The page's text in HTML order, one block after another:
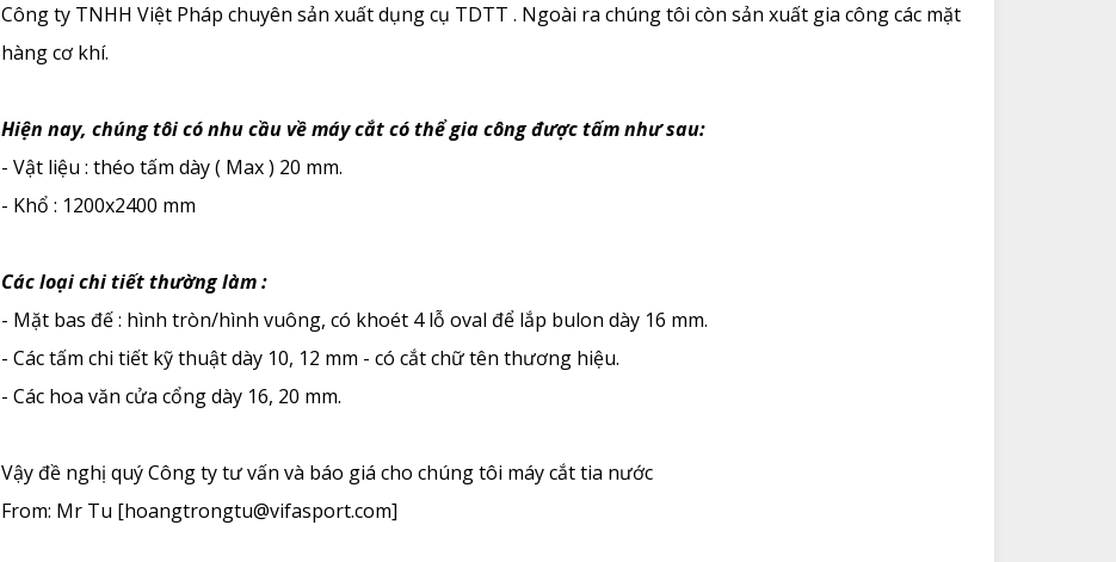
Công ty TNHH Việt Pháp chuyên sản xuất dụng cụ TDTT . Ngoài ra chúng tôi còn sản xuất gia công các mặt
hàng cơ khí.
Hiện nay, chúng tôi có nhu cầu về máy cắt có thể gia công được tấm như sau:
- Vật liệu : théo tấm dày ( Max ) 20 mm.
- Khổ : 1200x2400 mm
Các loại chi tiết thường làm :
- Mặt bas đế : hình tròn/hình vuông, có khoét 4 lỗ oval để lắp bulon dày 16 mm.
- Các tấm chi tiết kỹ thuật dày 10, 12 mm - có cắt chữ tên thương hiệu.
- Các hoa văn cửa cổng dày 16, 20 mm.
Vậy đề nghị quý Công ty tư vấn và báo giá cho chúng tôi máy cắt tia nước
From: Mr Tu [hoangtrongtu@vifasport.com]